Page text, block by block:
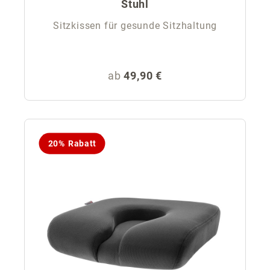
Stuhl
Sitzkissen für gesunde Sitzhaltung
Regulärer Preis:
ab49,90 €
20% Rabatt